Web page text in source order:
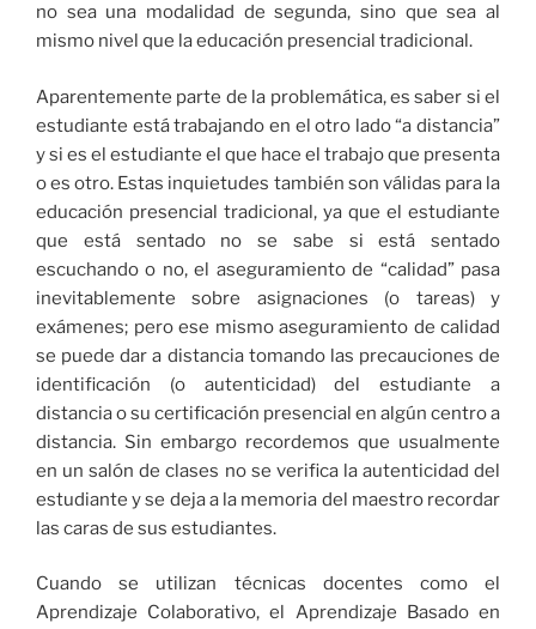
no sea una modalidad de segunda, sino que sea al
mismo nivel que la educación presencial tradicional.
Aparentemente parte de la problemática, es saber si el
estudiante está trabajando en el otro lado “a distancia”
y si es el estudiante el que hace el trabajo que presenta
o es otro. Estas inquietudes también son válidas para la
educación presencial tradicional, ya que el estudiante
que está sentado no se sabe si está sentado
escuchando o no, el aseguramiento de “calidad” pasa
inevitablemente sobre asignaciones (o tareas) y
exámenes; pero ese mismo aseguramiento de calidad
se puede dar a distancia tomando las precauciones de
identificación (o autenticidad) del estudiante a
distancia o su certificación presencial en algún centro a
distancia. Sin embargo recordemos que usualmente
en un salón de clases no se verifica la autenticidad del
estudiante y se deja a la memoria del maestro recordar
las caras de sus estudiantes.
Cuando se utilizan técnicas docentes como el
Aprendizaje Colaborativo, el Aprendizaje Basado en